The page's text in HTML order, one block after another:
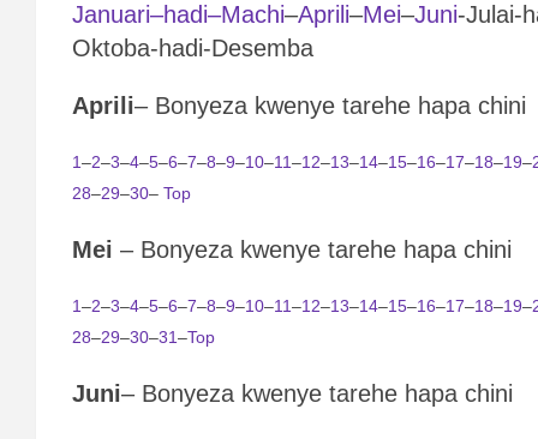
Januari–hadi–Machi–Aprili–Mei–Juni-Julai-
Oktoba-hadi-Desemba
Aprili– Bonyeza kwenye tarehe hapa chini
1–2–3–4–5–6–7–8–9–10–11–12–13–14–15–16–17–18–19–
28–29–30– Top
Mei – Bonyeza kwenye tarehe hapa chini
1–2–3–4–5–6–7–8–9–10–11–12–13–14–15–16–17–18–19–
28–29–30–31–Top
Juni– Bonyeza kwenye tarehe hapa chini